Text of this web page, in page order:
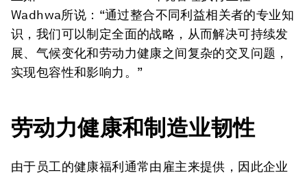
Wadhwa所说：“通过整合不同利益相关者的专业知
识，我们可以制定全面的战略，从而解决可持续发
展、气候变化和劳动力健康之间复杂的交叉问题，
实现包容性和影响力。”
劳动力健康和制造业韧性
由于员工的健康福利通常由雇主来提供，因此企业